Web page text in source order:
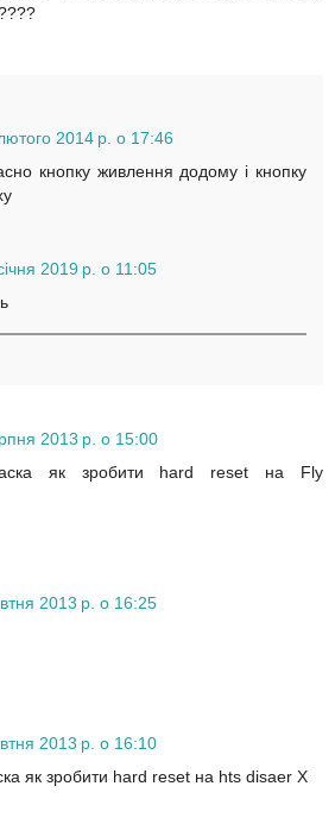
2014 р. о 17:46
кнопку живлення додому і кнопку
2019 р. о 11:05
2013 р. о 15:00
як зробити hard reset на Fly
2013 р. о 16:25
2013 р. о 16:10
як зробити hard reset на hts disaer X